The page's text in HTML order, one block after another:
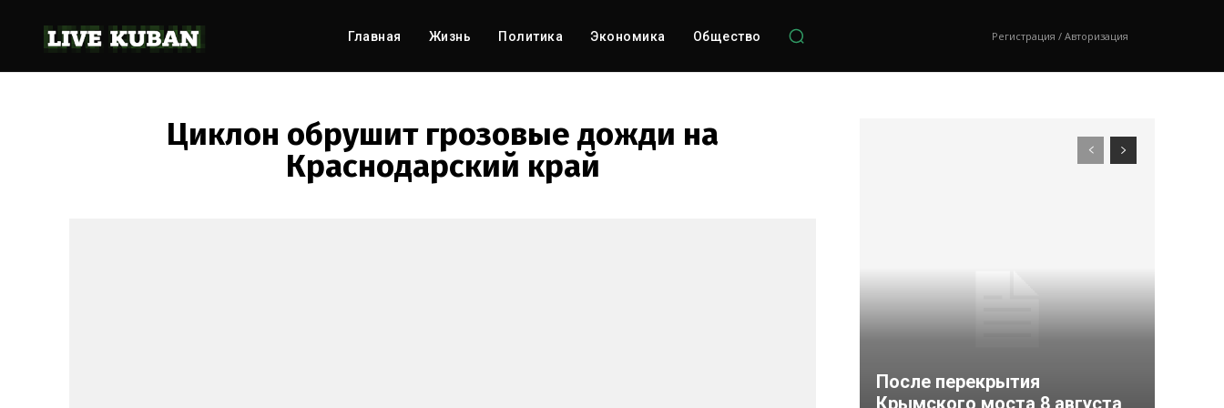
Главная Жизнь Политика Экономика Общество Регистрация / Авторизация
Циклон обрушит грозовые дожди на
Краснодарский край
После перекрытия
Крымского моста 8 августа